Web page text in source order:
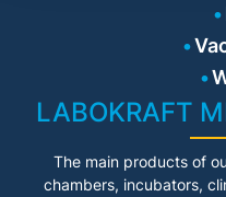
LABOKRAFT
The main products of
chambers, incubators,